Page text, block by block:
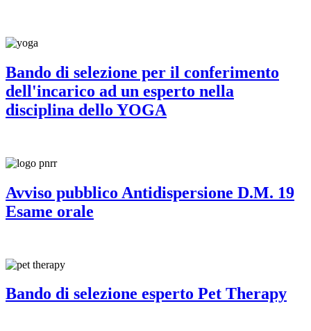
Bando di selezione per il conferimento
dell'incarico ad un esperto nella
disciplina dello YOGA
Avviso pubblico Antidispersione D.M. 19
Esame orale
Bando di selezione esperto Pet Therapy